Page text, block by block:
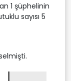
1 şüphelinin
sayısı 5